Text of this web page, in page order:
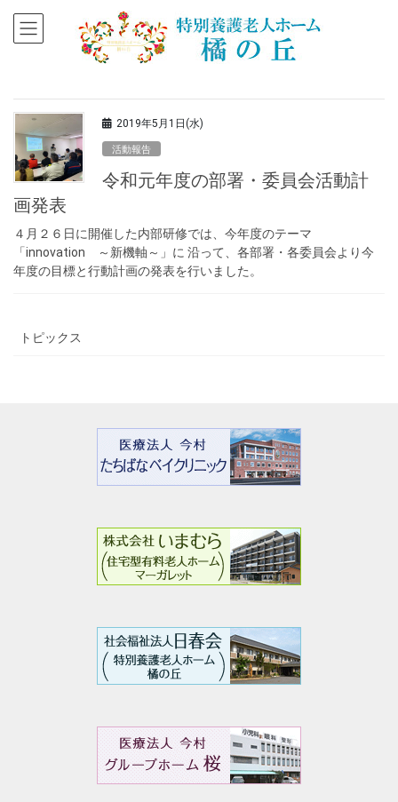
2019年5月1日(水)
活動報告
令和元年度の部署・委員会活動計
画発表
４月２６日に開催した内部研修では、今年度のテーマ
「innovation ～新機軸～」に 沿って、各部署・各委員会より今
年度の目標と行動計画の発表を行いました。
トピックス